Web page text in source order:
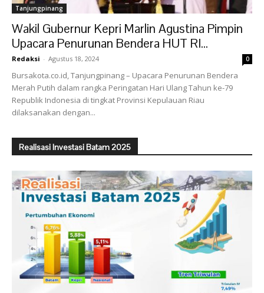
Tanjungpinang
Wakil Gubernur Kepri Marlin Agustina Pimpin
Upacara Penurunan Bendera HUT RI...
Redaksi - Agustus 18, 2024 0
Bursakota.co.id, Tanjungpinang – Upacara Penurunan Bendera
Merah Putih dalam rangka Peringatan Hari Ulang Tahun ke-79
Republik Indonesia di tingkat Provinsi Kepulauan Riau
dilaksanakan dengan...
Realisasi Investasi Batam 2025